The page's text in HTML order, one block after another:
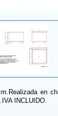
en
INCLUIDO.